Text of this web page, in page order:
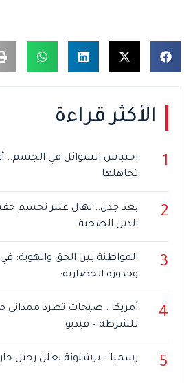
الأكثر قراءة
1
احتباس السوائل في الجسم..
تجاهلها
2
بعد جدل.. نهال عنبر تحسم
الدين الصحية
3
المواطنة بين الحق والهوية:
وجذوره الحضارية:
4
أمريكا : صيحات تطرد ممداني
للشرطة – فيديو
5 رسميا – برشلونة يعلن رحيل